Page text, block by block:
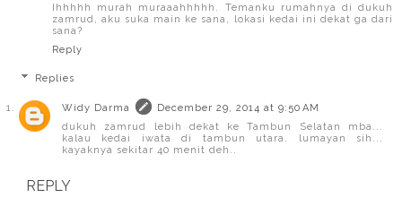
Ihhhhh murah muraaahhhhh. Temanku rumahnya di dukuh
zamrud, aku suka main ke sana, lokasi kedai ini dekat ga dari
sana?
Reply
Replies
Widy Darma
December 29, 2014 at 9:50 AM
dukuh zamrud lebih dekat ke Tambun Selatan mba...
kalau kedai iwata di tambun utara. lumayan sih...
kayaknya sekitar 40 menit deh..
REPLY